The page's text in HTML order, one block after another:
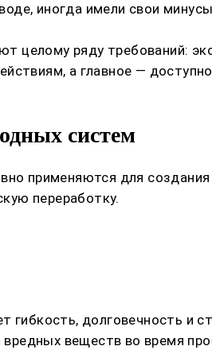
иногда имели свои
целому ряду требований:
а главное —
систем
применяются для
переработку.
долговечность и
веществ во время